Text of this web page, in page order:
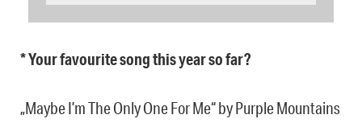
* Your favourite song this year so far?
„Maybe I’m The Only One For Me“ by Purple Mountains